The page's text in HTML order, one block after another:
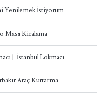
Yenilemek İstiyorum
Masa Kiralama
| İstanbul Lokmacı
Araç Kurtarma